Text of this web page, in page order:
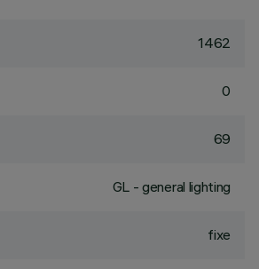
1462
0
69
GL - general lighting
fixe